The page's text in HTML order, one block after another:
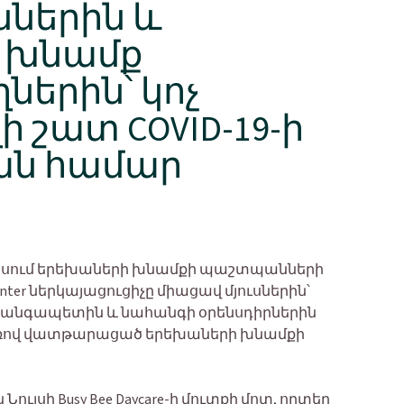
և
խնամք
կոչ
շատ COVID-19-ի
համար
երեխաների խնամքի պաշտպանների
ներկայացուցիչը միացավ մյուսներին՝
և նահանգի օրենսդիրներին
վատթարացած երեխաների խնամքի
Busy Bee Daycare-ի մուտքի մոտ, որտեղ